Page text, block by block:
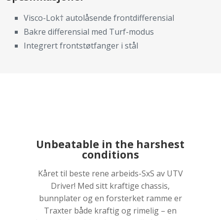
Visco-Lok† autolåsende frontdifferensial
Bakre differensial med Turf-modus
Integrert frontstøtfanger i stål
Unbeatable in the harshest
conditions
Kåret til beste rene arbeids-SxS av UTV
Driver! Med sitt kraftige chassis,
bunnplater og en forsterket ramme er
Traxter både kraftig og rimelig – en